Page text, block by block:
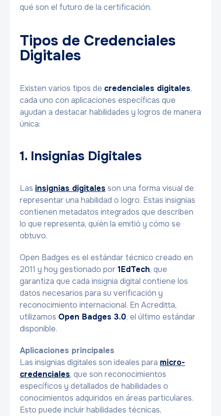
qué son el futuro de la certificación.
Tipos de Credenciales
Digitales
Existen varios tipos de credenciales digitales,
cada uno con aplicaciones específicas que
ayudan a destacar habilidades y logros de manera
única:
1. Insignias Digitales
Las insignias digitales son una forma visual de
representar una habilidad o logro. Estas insignias
contienen metadatos integrados que describen
lo que representa, quién la emitió y cómo se
obtuvo.
Open Badges es el estándar técnico creado en
2011 y hoy gestionado por 1EdTech, que
garantiza que cada insignia digital contiene los
datos necesarios para su verificación y
reconocimiento internacional. En Acreditta,
utilizamos Open Badges 3.0, el último estándar
disponible.
Aplicaciones principales
Las insignias digitales son ideales para micro-
credenciales, que son reconocimientos
específicos y detallados de habilidades o
conocimientos adquiridos en áreas particulares.
Esto puede incluir habilidades técnicas,